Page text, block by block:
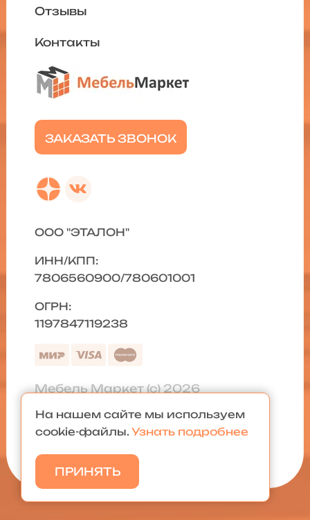
ЗАКАЗАТЬ ЗВОНОК
Отзывы
Контакты
ООО "ЭТАЛОН"
ИНН/КПП:
7806560900/780601001
ОГРН:
1197847119238
Мебель Маркет (с) 2026
Политика конфиденциальности
Карта сайта
На нашем сайте мы используем
cookie-файлы. Узнать подробнее
ПРИНЯТЬ